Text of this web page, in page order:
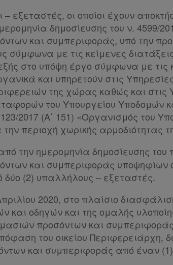
εξεταστές, οι οποίοι έχουν
δημοσίευσης του ν. 4599/
και συμπεριφοράς, υπό την
σύμφωνα με τις κείμενες
στο υπόψη έργο σύμφωνα με τις
και υπηρετούν στις
της χώρας καθώς και στις
του Υπουργείου Υποδομών
2017 (Α΄ 151) «Οργανισμός του
περιοχή χωρικής αρμοδιότητας
την ημερομηνία δημοσίευσης του
και συμπεριφοράς υποψηφίων
δύο (2) υπαλλήλους – εξεταστές.
2020, στο πλαίσιο
και οδηγών και της ομαλής
προσόντων και
του οικείου Περιφερειάρχη,
και συμπεριφοράς από έναν